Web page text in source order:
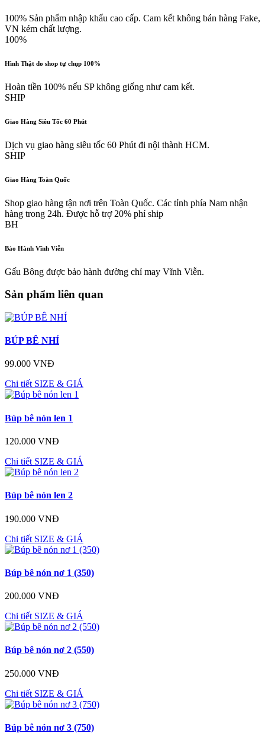
100% Sản phẩm nhập khẩu cao cấp. Cam kết không bán hàng Fake,
VN kém chất lượng.
100%
Hình Thật do shop tự chụp 100%
Hoàn tiền 100% nếu SP không giống như cam kết.
SHIP
Giao Hàng Siêu Tốc 60 Phút
Dịch vụ giao hàng siêu tốc 60 Phút đi nội thành HCM.
SHIP
Giao Hàng Toàn Quốc
Shop giao hàng tận nơi trên Toàn Quốc. Các tỉnh phía Nam nhận
hàng trong 24h. Được hỗ trợ 20% phí ship
BH
Bảo Hành Vĩnh Viễn
Gấu Bông được bảo hành đường chỉ may Vĩnh Viễn.
Sản phẩm liên quan
BÚP BÊ NHÍ
99.000 VNĐ
Chi tiết SIZE & GIÁ
Búp bê nón len 1
120.000 VNĐ
Chi tiết SIZE & GIÁ
Búp bê nón len 2
190.000 VNĐ
Chi tiết SIZE & GIÁ
Búp bê nón nơ 1 (350)
200.000 VNĐ
Chi tiết SIZE & GIÁ
Búp bê nón nơ 2 (550)
250.000 VNĐ
Chi tiết SIZE & GIÁ
Búp bê nón nơ 3 (750)